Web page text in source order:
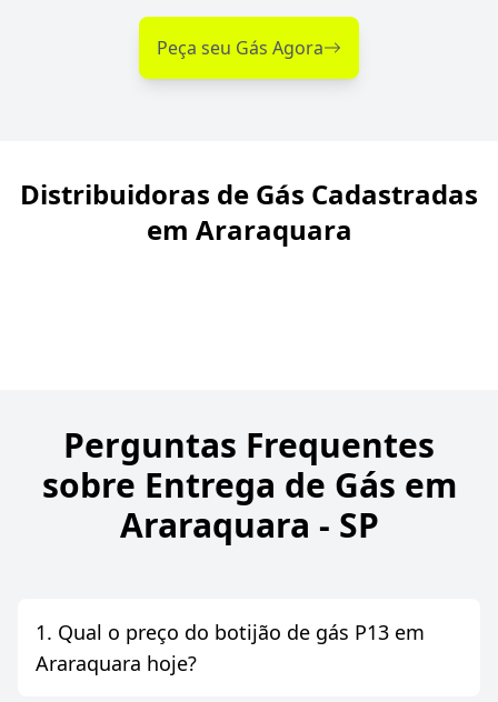
Peça seu Gás Agora
Distribuidoras de Gás Cadastradas
em Araraquara
Perguntas Frequentes
sobre Entrega de Gás em
Araraquara - SP
1. Qual o preço do botijão de gás P13 em
Araraquara hoje?